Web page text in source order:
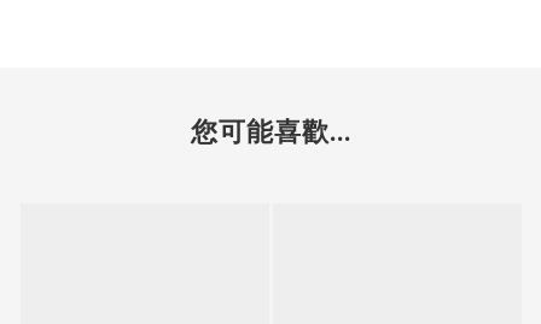
您可能喜歡...